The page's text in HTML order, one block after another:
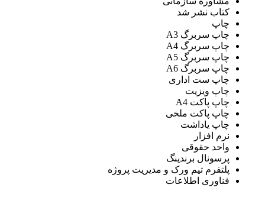
کتاب نشر شد
چاپ سربرگ A3
چاپ سربرگ A4
چاپ سربرگ A5
چاپ سربرگ A6
چاپ ست اداری
چاپ ویزیت
چاپ پاکت A4
چاپ پاکت ملخی
چاپ یاداشت
نرم افزار
واحد حقوقی
پرسونال برندینگ
پلتفرم تیم ورک و مدیریت پروژه
فناوری اطلاعات